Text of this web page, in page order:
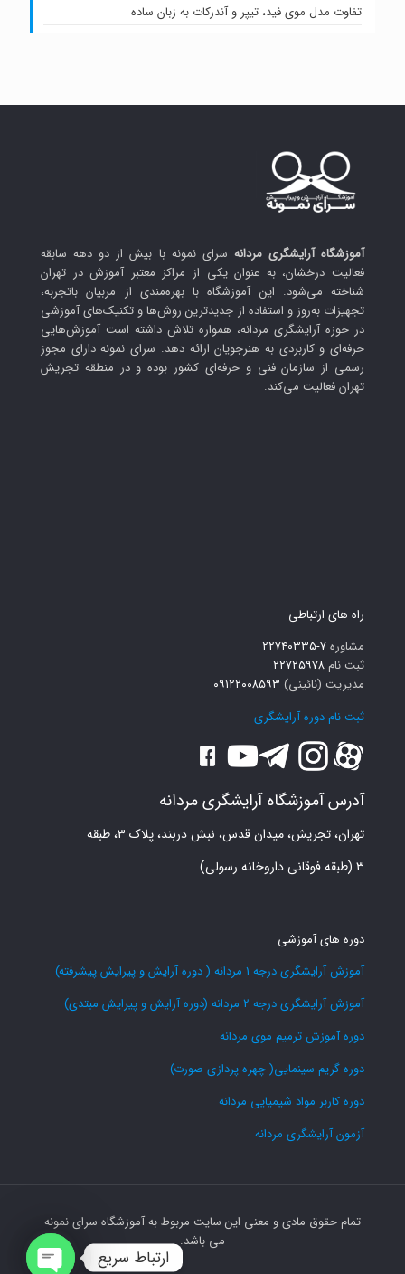
تفاوت مدل موی فید، تیپر و آندرکات به زبان ساده
آموزشگاه آرایشگری مردانه سرای نمونه با بیش از دو دهه سابقه
فعالیت درخشان، به عنوان یکی از مراکز معتبر آموزش در تهران
شناخته می‌شود. این آموزشگاه با بهره‌مندی از مربیان باتجربه،
تجهیزات به‌روز و استفاده از جدیدترین روش‌ها و تکنیک‌های آموزشی
در حوزه آرایشگری مردانه، همواره تلاش داشته است آموزش‌هایی
حرفه‌ای و کاربردی به هنرجویان ارائه دهد. سرای نمونه دارای مجوز
رسمی از سازمان فنی و حرفه‌ای کشور بوده و در منطقه تجریش
تهران فعالیت می‌کند.
راه های ارتباطی
مشاوره۷-۲۲۷۴۰۳۳۵
ثبت نام ۲۲۷۲۵۹۷۸
مدیریت (نائینی) ۰۹۱۲۲۰۰۸۵۹۳
ثبت نام دوره آرایشگری
آدرس آموزشگاه آرایشگری مردانه
تهران، تجریش، میدان قدس، نبش دربند، پلاک ۳، طبقه
۳ (طبقه فوقانی داروخانه رسولی)
دوره های آموزشی
آموزش آرایشگری درجه 1 مردانه ( دوره آرایش و پیرایش پیشرفته)
آموزش آرایشگری درجه 2 مردانه (دوره آرایش و پیرایش مبتدی)
دوره آموزش ترمیم موی مردانه
دوره گریم سینمایی( چهره پردازی صورت)
دوره کاربر مواد شیمیایی مردانه
آزمون آرایشگری مردانه
تمام حقوق مادی و معنی این سایت مربوط به آموزشگاه سرای نمونه
می باشد.
ارتباط سریع